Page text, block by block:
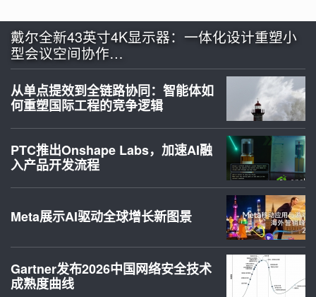
戴尔全新43英寸4K显示器：一体化设计重塑小
型会议空间协作…
从单点提效到全链路协同：智能体如
何重塑国际工程的竞争逻辑
PTC推出Onshape Labs，加速AI融
入产品开发流程
Meta展示AI驱动全球增长新图景
Gartner发布2026中国网络安全技术
成熟度曲线